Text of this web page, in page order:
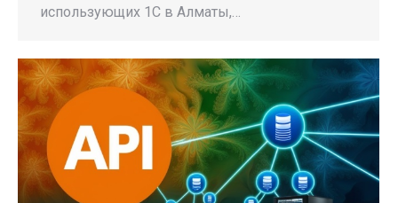
использующих 1С в Алматы,…